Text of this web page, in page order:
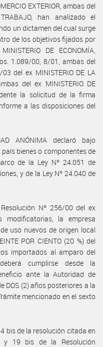
EXTERIOR, ambas del
han analizado el
un dictamen del cual surge
de los objetivos fijados por
DE ECONOMÍA,
1.089/00, 8/01, ambas del
del ex MINISTERIO DE LA
del ex MINISTERIO DE
la solicitud de la firma
a las disposiciones del
ANÓNIMA declaró bajo
bienes o componentes de
de la Ley Nº 24.051 de
y de la Ley Nº 24.040 de
Nº 256/00 del ex
modificatorias, la empresa
uso nuevos de origen local
POR CIENTO (20 %) del
importados al amparo del
cumplirse desde la
ante la Autoridad de
DOS (2) años posteriores a la
mencionado en el sexto
bis de la resolución citada en
y 19 bis de la Resolución